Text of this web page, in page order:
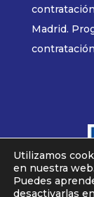
Madrid.
Utilizamos
en nuestra web.
Puedes
desactivarlas